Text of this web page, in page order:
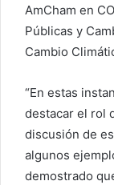
AmCham en
Públicas y
Cambio
“En estas
destacar el rol
discusión de
algunos
demostrado